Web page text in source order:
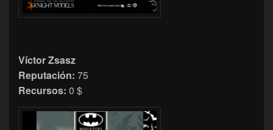
Víctor Zsasz
Reputación: 75
Recursos: 0 $